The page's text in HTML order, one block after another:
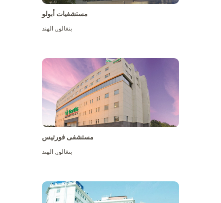
مستشفيات أبولو
بنغالور,الهند
مستشفى فورتيس
بنغالور,الهند